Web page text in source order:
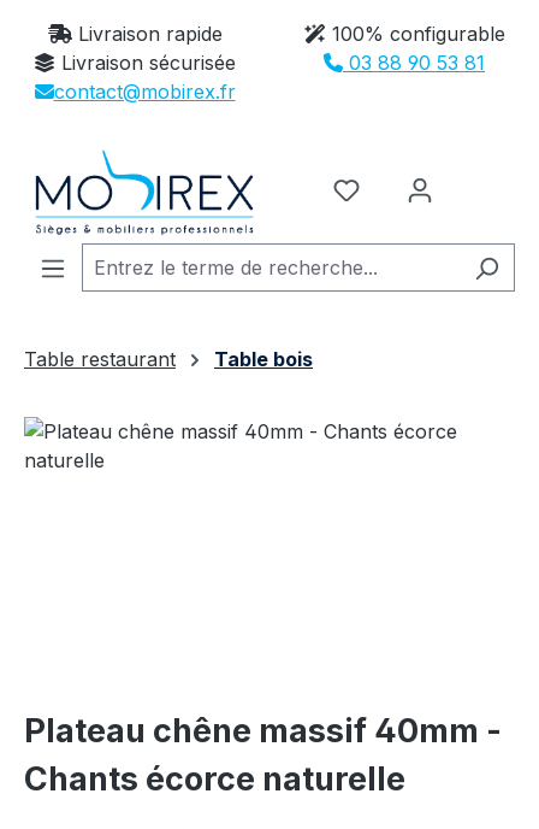
Passer au contenu principal
Livraison rapide
100% configurable
Livraison sécurisée
03 88 90 53 81
contact@mobirex.fr
Vous avez 0
Table restaurant
Table bois
Plateau chêne massif 40mm -
Chants écorce naturelle